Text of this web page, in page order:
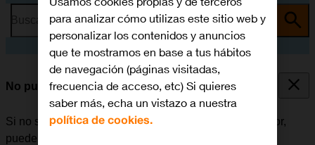
Busca por problema o tema
No puedo escuchar los mensajes del contestador
Si no se pueden escuchar los mensajes del contestador,
puede haber varias causas posibles al problema.
para analizar cómo utilizas este sitio web y
personalizar los contenidos y anuncios
que te mostramos en base a tus hábitos
de navegación (páginas visitadas,
frecuencia de acceso, etc) Si quieres
saber más, echa un vistazo a nuestra
política de cookies.